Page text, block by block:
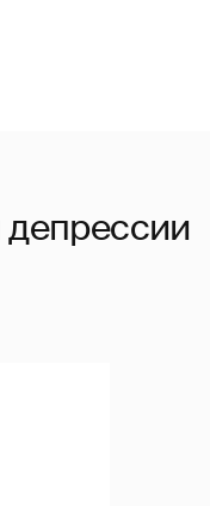
депрессии